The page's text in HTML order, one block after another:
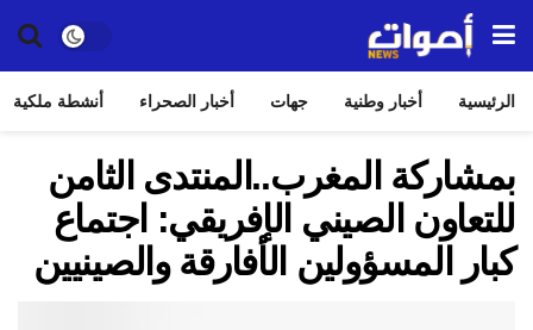
الرئيسية أخبار وطنية جهات أخبار الصحراء أنشطة ملكية
بمشاركة المغرب..المنتدى الثامن
للتعاون الصيني الإفريقي: اجتماع
كبار المسؤولين الأفارقة والصينيين